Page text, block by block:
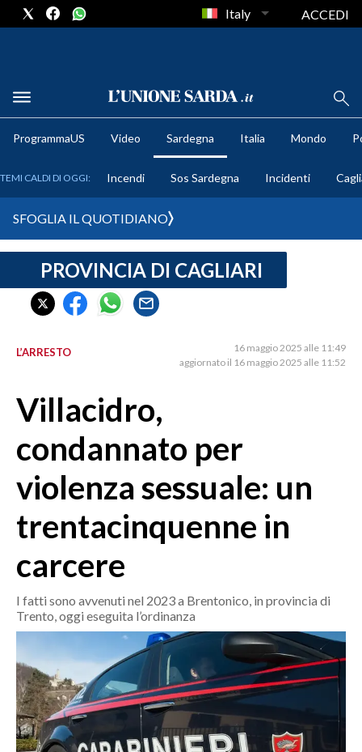
METEO
CRONACA SARDEGNA
CAGLIARI
SULCIS IGLESIENTE
SASSARI E PROVINCIA
GALLURA
OGLIASTRA
AGENDA
ITALIA
MONDO
ECONOMIA
SERVIZI ALLE IMPRESE
LAVORO
Italy ACCEDI
ProgrammaUS Video Sardegna Italia Mondo
TEMI CALDI DI OGGI: Incendi Sos Sardegna Incidenti
SFOGLIA IL QUOTIDIANO
PROVINCIA DI CAGLIARI
L’ARRESTO
16 maggio 2025 alle 11:49
aggiornato il 16 maggio 2025 alle 11:52
Villacidro,
condannato per
violenza sessuale: un
trentacinquenne in
carcere
I fatti sono avvenuti nel 2023 a Brentonico, in provincia di
Trento, oggi eseguita l’ordinanza